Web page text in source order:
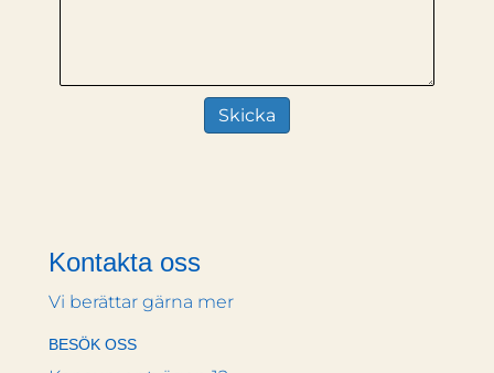
Kontakta oss
Vi berättar gärna mer
BESÖK OSS